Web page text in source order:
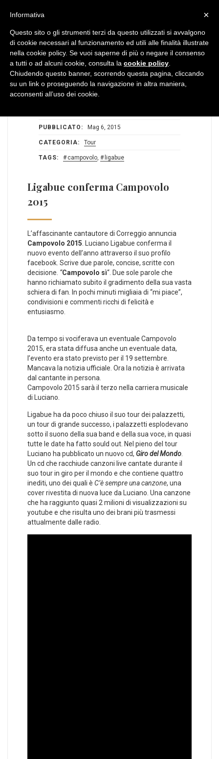
STATS: 1 0
PUBBLICATO: Mag 6, 2015
CATEGORIA: Tour
TAGS: campovolo, ligabue
Ligabue conferma Campovolo
2015
L’affascinante cantautore di Correggio annuncia
Campovolo 2015. Luciano Ligabue conferma il
nuovo evento dell’anno attraverso il suo profilo
facebook. Scrive due parole, concise, scritte con
decisione. “Campovolo sì“. Due sole parole che
hanno richiamato subito il gradimento della sua vasta
schiera di fan. In pochi minuti migliaia di “mi piace”,
condivisioni e commenti ricchi di felicità e
entusiasmo.
Da tempo si vociferava un eventuale Campovolo
2015, era stata diffusa anche un eventuale data,
l’evento era stato previsto per il 19 settembre.
Mancava la notizia ufficiale. Ora la notizia è arrivata
dal cantante in persona.
Campovolo 2015 sarà il terzo nella carriera musicale
di Luciano.
Ligabue ha da poco chiuso il suo tour dei palazzetti,
un tour di grande successo, i palazzetti esplodevano
sotto il suono della sua band e della sua voce, in quasi
tutte le date ha fatto sould out. Nel pieno del tour
Luciano ha pubblicato un nuovo cd, Giro del Mondo.
Un cd che racchiude canzoni live cantate durante il
suo tour in giro per il mondo e che contiene quattro
inediti, uno dei quali è C’è sempre una canzone, una
cover rivestita di nuova luce da Luciano. Una canzone
che ha raggiunto quasi 2 milioni di visualizzazioni su
youtube e che risulta uno dei brani più trasmessi
attualmente dalle radio.
×
Informativa
Questo sito o gli strumenti terzi da questo utilizzati si avvalgono
di cookie necessari al funzionamento ed utili alle finalità illustrate
nella cookie policy. Se vuoi saperne di più o negare il consenso
a tutti o ad alcuni cookie, consulta la cookie policy
Chiudendo questo banner, scorrendo questa pagina, cliccando
su un link o proseguendo la navigazione in altra maniera,
acconsenti all’uso dei cookie.